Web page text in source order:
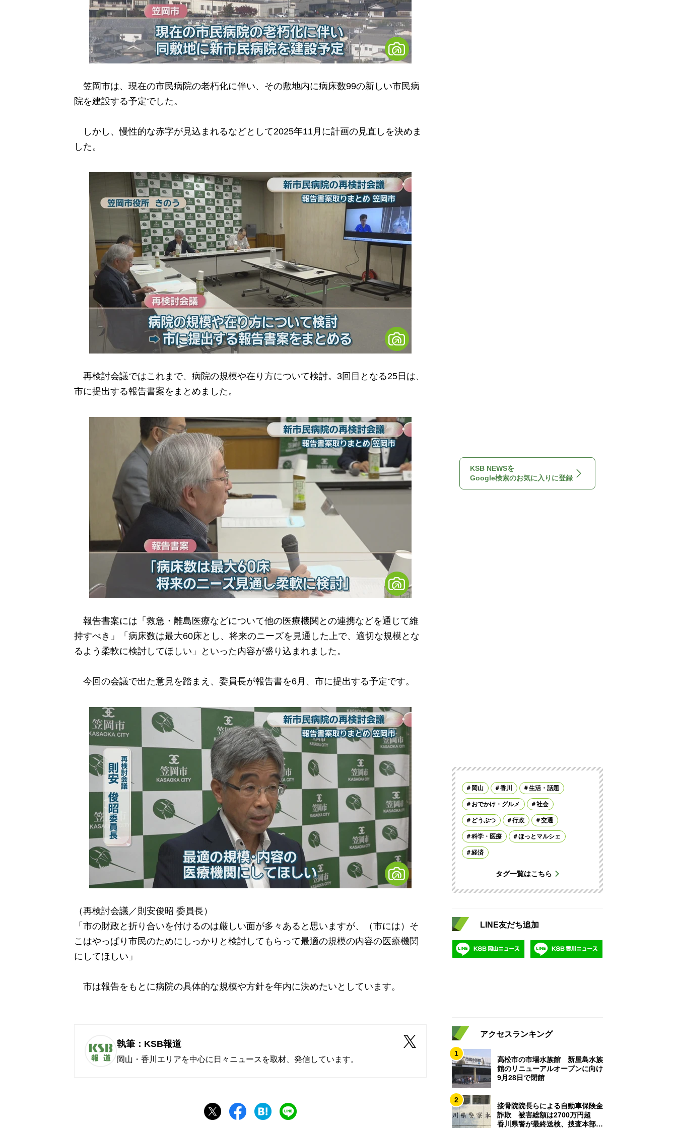
笠岡市は、現在の市民病院の老朽化に伴い、その敷地内に病床数99の新しい市民病
院を建設する予定でした。
しかし、慢性的な赤字が見込まれるなどとして2025年11月に計画の見直しを決めま
した。
再検討会議ではこれまで、病院の規模や在り方について検討。3回目となる25日は、
市に提出する報告書案をまとめました。
報告書案には「救急・離島医療などについて他の医療機関との連携などを通じて維
持すべき」「病床数は最大60床とし、将来のニーズを見通した上で、適切な規模とな
るよう柔軟に検討してほしい」といった内容が盛り込まれました。
今回の会議で出た意見を踏まえ、委員長が報告書を6月、市に提出する予定です。
（再検討会議／則安俊昭 委員長）
「市の財政と折り合いを付けるのは厳しい面が多々あると思いますが、（市には）そ
こはやっぱり市民のためにしっかりと検討してもらって最適の規模の内容の医療機関
にしてほしい」
市は報告をもとに病院の具体的な規模や方針を年内に決めたいとしています。
執筆：KSB報道
岡山・香川エリアを中心に日々ニュースを取材、発信しています。
KSB NEWSを
Google検索のお気に入りに登録
岡山 香川 生活・話題
おでかけ・グルメ 社会
どうぶつ 行政 交通
科学・医療 ほっとマルシェ
経済
タグ一覧はこちら
LINE友だち追加
アクセスランキング
1
高松市の市場水族館 新屋島水族
館のリニューアルオープンに向け
9月28日で閉館
2
接骨院院長らによる自動車保険金
詐欺 被害総額は2700万円超
香川県警が最終送検、捜査本部解